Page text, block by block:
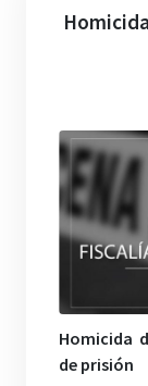
Homicida
de prisión